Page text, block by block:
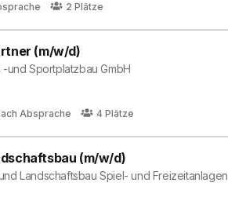
2 Plätze
(m/w/d)
und Sportplatzbau GmbH
Absprache 4 Plätze
(m/w/d)
Landschaftsbau Spiel- und Freizeitanlagen